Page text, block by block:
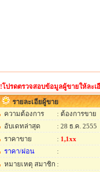
!โปรดตรวจสอบข้อมูลผู้ขายให้ละเ
รายละเอียผู้ขาย
ความต้องการ
: ต้องการขาย
อับเดทล่าสุด
: 28 ธ.ค. 2555
ราคาขาย
: 1,1xx
ราคา/ผ่อน
:
หมายเหตุ สมาชิก :